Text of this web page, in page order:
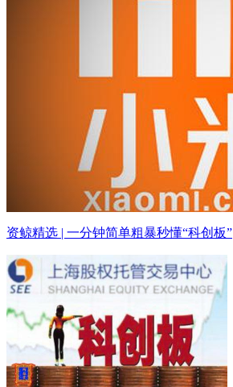
资鲸精选 | 一分钟简单粗暴秒懂“科创板”